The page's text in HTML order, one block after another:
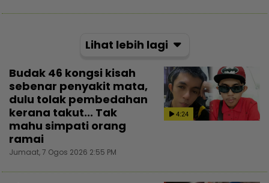
Lihat lebih lagi
4:24
Budak 46 kongsi kisah
sebenar penyakit mata,
dulu tolak pembedahan
kerana takut... Tak
mahu simpati orang
ramai
Jumaat, 7 Ogos 2026 2:55 PM